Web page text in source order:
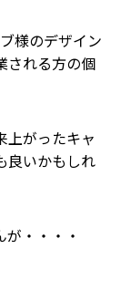
様のデザイン
される方の個
上がったキャ
良いかもしれ
・・・・